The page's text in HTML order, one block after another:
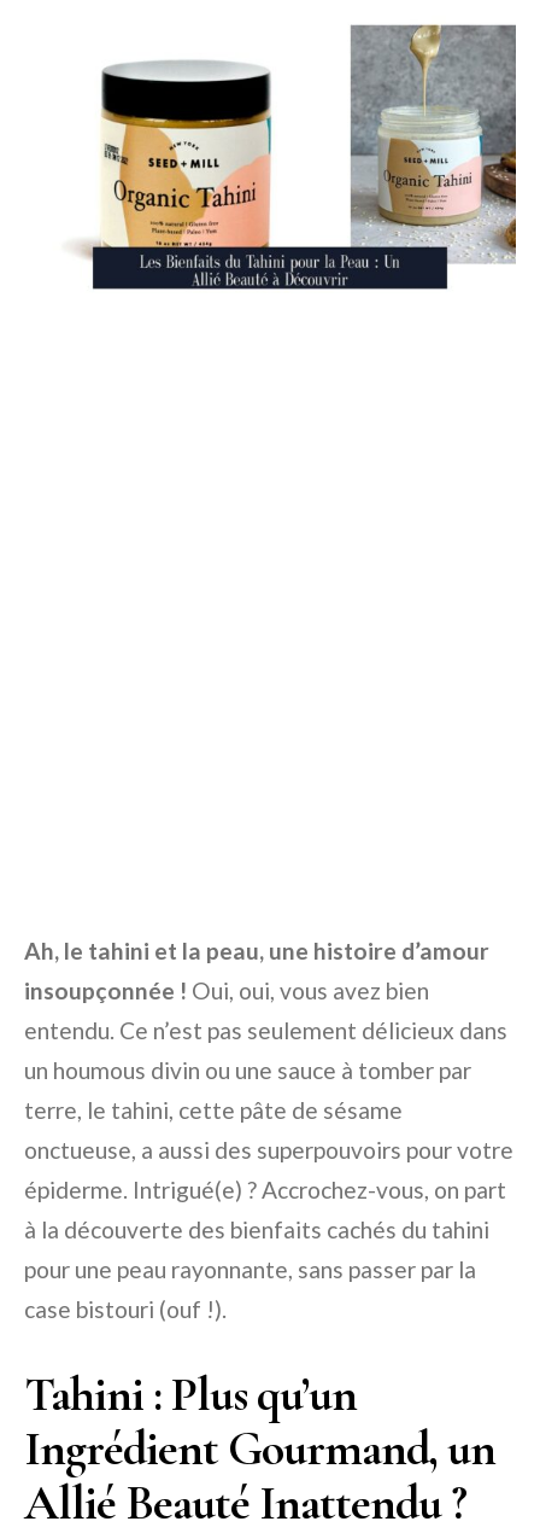
Ah, le tahini et la peau, une histoire d’amour
insoupçonnée ! Oui, oui, vous avez bien
entendu. Ce n’est pas seulement délicieux dans
un houmous divin ou une sauce à tomber par
terre, le tahini, cette pâte de sésame
onctueuse, a aussi des superpouvoirs pour votre
épiderme. Intrigué(e) ? Accrochez-vous, on part
à la découverte des bienfaits cachés du tahini
pour une peau rayonnante, sans passer par la
case bistouri (ouf !).
Tahini : Plus qu’un
Ingrédient Gourmand, un
Allié Beauté Inattendu ?